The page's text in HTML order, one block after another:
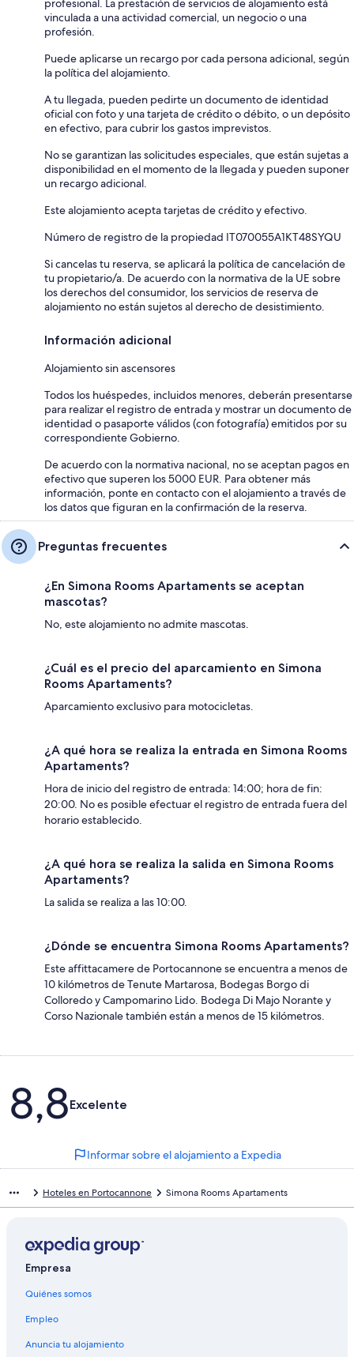
profesional. La prestación de servicios de alojamiento está
vinculada a una actividad comercial, un negocio o una
profesión.
Puede aplicarse un recargo por cada persona adicional, según
la política del alojamiento.
A tu llegada, pueden pedirte un documento de identidad
oficial con foto y una tarjeta de crédito o débito, o un depósito
en efectivo, para cubrir los gastos imprevistos.
No se garantizan las solicitudes especiales, que están sujetas a
disponibilidad en el momento de la llegada y pueden suponer
un recargo adicional.
Este alojamiento acepta tarjetas de crédito y efectivo.
Número de registro de la propiedad IT070055A1KT48SYQU
Si cancelas tu reserva, se aplicará la política de cancelación de
tu propietario/a. De acuerdo con la normativa de la UE sobre
los derechos del consumidor, los servicios de reserva de
alojamiento no están sujetos al derecho de desistimiento.
Información adicional
Alojamiento sin ascensores
Todos los huéspedes, incluidos menores, deberán presentarse
para realizar el registro de entrada y mostrar un documento de
identidad o pasaporte válidos (con fotografía) emitidos por su
correspondiente Gobierno.
De acuerdo con la normativa nacional, no se aceptan pagos en
efectivo que superen los 5000 EUR. Para obtener más
información, ponte en contacto con el alojamiento a través de
los datos que figuran en la confirmación de la reserva.
Preguntas frecuentes
¿En Simona Rooms Apartaments se aceptan
mascotas?
No, este alojamiento no admite mascotas.
¿Cuál es el precio del aparcamiento en Simona
Rooms Apartaments?
Aparcamiento exclusivo para motocicletas.
¿A qué hora se realiza la entrada en Simona Rooms
Apartaments?
Hora de inicio del registro de entrada: 14:00; hora de fin:
20:00. No es posible efectuar el registro de entrada fuera del
horario establecido.
¿A qué hora se realiza la salida en Simona Rooms
Apartaments?
La salida se realiza a las 10:00.
¿Dónde se encuentra Simona Rooms Apartaments?
Este affittacamere de Portocannone se encuentra a menos de
10 kilómetros de Tenute Martarosa, Bodegas Borgo di
Colloredo y Campomarino Lido. Bodega Di Majo Norante y
Corso Nazionale también están a menos de 15 kilómetros.
Comentarios
8,8Excelente
Informar sobre el alojamiento a Expedia
Hoteles en Portocannone Simona Rooms Apartaments
Empresa
Quiénes somos
Empleo
Anuncia tu alojamiento